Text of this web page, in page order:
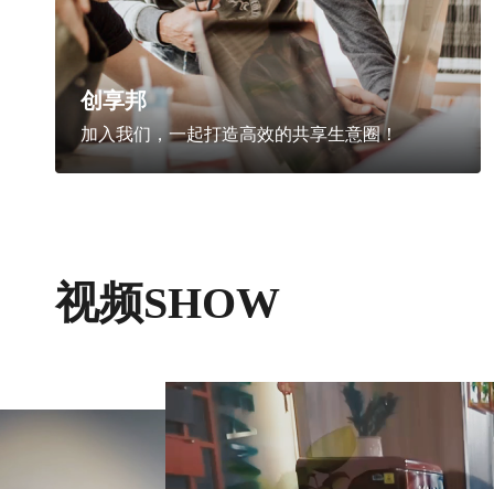
创享邦
加入我们，一起打造高效的共享生意圈！
视频SHOW